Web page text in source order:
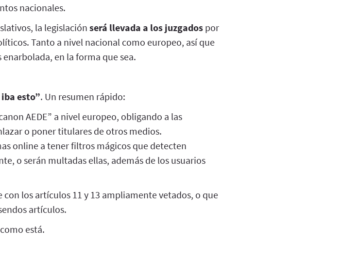
nacionales.
la legislación será llevada a los juzgados por
Tanto a nivel nacional como europeo, así que
en la forma que sea.
esto”. Un resumen rápido:
AEDE” a nivel europeo, obligando a las
o poner titulares de otros medios.
online a tener filtros mágicos que detecten
o serán multadas ellas, además de los usuarios
con los artículos 11 y 13 ampliamente vetados, o que
artículos.
está.